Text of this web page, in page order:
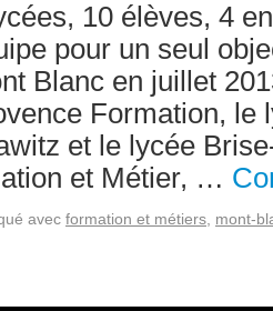
10 élèves, 4
pour un seul
Blanc en juillet
Formation, le
et le lycée
et Métier, …
avec formation et métiers mont-